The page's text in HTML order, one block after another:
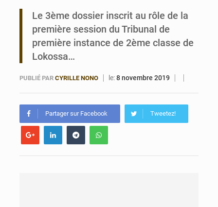
Le 3ème dossier inscrit au rôle de la
première session du Tribunal de
première instance de 2ème classe de
Lokossa…
PUBLIÉ PAR CYRILLE NONO le:8 novembre 2019
Partager sur Facebook Tweetez!